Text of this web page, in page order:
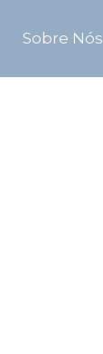
Sobre Nós